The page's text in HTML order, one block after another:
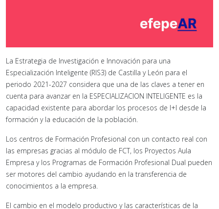
La Estrategia de Investigación e Innovación para una
Especialización Inteligente (RIS3) de Castilla y León para el
periodo 2021-2027 considera que una de las claves a tener en
cuenta para avanzar en la ESPECIALIZACION INTELIGENTE es la
capacidad existente para abordar los procesos de I+I desde la
formación y la educación de la población.
Los centros de Formación Profesional con un contacto real con
las empresas gracias al módulo de FCT, los Proyectos Aula
Empresa y los Programas de Formación Profesional Dual pueden
ser motores del cambio ayudando en la transferencia de
conocimientos a la empresa.
El cambio en el modelo productivo y las características de la